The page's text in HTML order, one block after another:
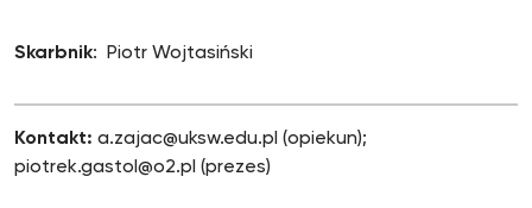
Skarbnik: Piotr Wojtasiński
Kontakt: a.zajac@uksw.edu.pl (opiekun);
piotrek.gastol@o2.pl (prezes)